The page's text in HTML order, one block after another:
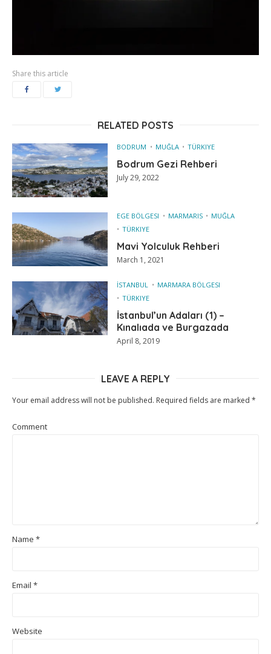
Share this article
RELATED POSTS
BODRUM MUĞLA TÜRKIYE
Bodrum Gezi Rehberi
July 29, 2022
EGE BÖLGESI MARMARIS
MUĞLA
TÜRKIYE
Mavi Yolculuk Rehberi
March 1, 2021
İSTANBUL
MARMARA BÖLGESI
TÜRKIYE
İstanbul’un Adaları (1) –
Kınalıada ve Burgazada
April 8, 2019
LEAVE A REPLY
Your email address will not be published. Required fields are marked *
Comment
Name *
Email *
Website